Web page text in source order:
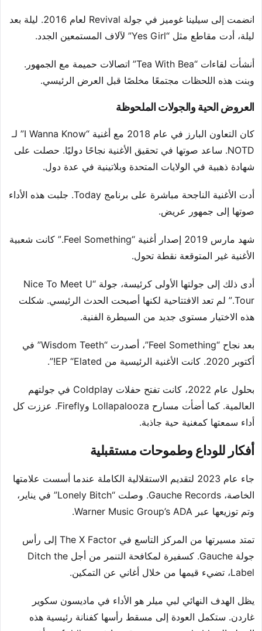
انضمت إلى سيلينا غوميز في جولة Revival لعام 2016. ليلة بعد
ليلة، أدت مقاطع مثل “Yes Girl” لآلاف المستمعين الجدد.
أنشأت لقاءات “Tea With Bea” اتصالات حميمة مع الجمهور.
وبنت هذه اللحظات مجتمعًا مخلصًا قبل العرض الرئيسي.
العروض الحية والجولات الملحوظة
كان التعاون البارز في عام 2018 مع أغنية “I Wanna Know” لـ
NOTD. ساعد صوتها في تحقيق الأغنية نجاحًا دوليًا. حصلت على
شهادة ذهبية في الولايات المتحدة وبلاتينية في عدة دول.
أدت الأغنية الناجحة مباشرة على برنامج Today. جلبت هذه الأداء
صوتها إلى جمهور عريض.
شهد مارس 2019 إصدار أغنية “Feel Something.” كانت شعبية
الأغنية غير المتوقعة نقطة تحول.
أدى ذلك إلى جولتها الأولى كرئيسة، جولة “Nice To Meet U
Tour.” لم تعد الافتتاحية لكنها أصبحت الحدث الرئيسي. شكلت
هذه الاختيار مستوى جديد من السيطرة الفنية.
بعد نجاح “Feel Something”، أصدرت “Wisdom Teeth” في
أكتوبر 2020. كانت الأغنية الرئيسية من EP “Elated!”.
بحلول عام 2022، كانت تفتح حفلات Coldplay في جولتهم
العالمية. كما أضأت مسارح Lollapalooza وFirefly. عززت كل
أداء سمعتها كمغنية حية جاذبة.
أفكار للوداع وطموحات مستقبلية
جاء عام 2023 لتقديم الاستقلالية الكاملة عندما أسست علامتها
الخاصة، Gauche Records. وصلت “Lonely Bitch” في يناير،
وتم توزيعها عبر Warner Music Group’s ADA.
تمتد مسيرتها من المركز التاسع في The X Factor إلى رأس
جولة Gauche. كسفيرة لمكافحة التنمر من أجل Ditch the
Label، تضيء قيمها من خلال أغاني عن التمكين.
يظل الهدف النهائي لبي ميلر هو الأداء في ماديسون سكوير
غاردن. ستكمل العودة إلى مسقط رأسها كفنانة رئيسية هذه